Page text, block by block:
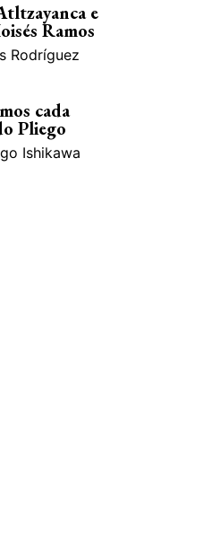
e
Ramos
Rodríguez
cada
Pliego
Ishikawa